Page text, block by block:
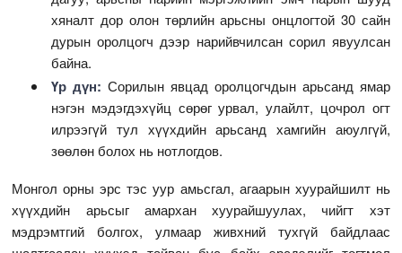
хяналт дор олон төрлийн арьсны онцлогтой 30 сайн
дурын оролцогч дээр нарийвчилсан сорил явуулсан
байна.
Үр дүн: Сорилын явцад оролцогчдын арьсанд ямар
нэгэн мэдэгдэхүйц сөрөг урвал, улайлт, цочрол огт
илрээгүй тул хүүхдийн арьсанд хамгийн аюулгүй,
зөөлөн болох нь нотлогдов.
Монгол орны эрс тэс уур амьсгал, агаарын хуурайшилт нь
хүүхдийн арьсыг амархан хуурайшуулах, чийгт хэт
мэдрэмтгий болгох, улмаар живхний тухгүй байдлаас